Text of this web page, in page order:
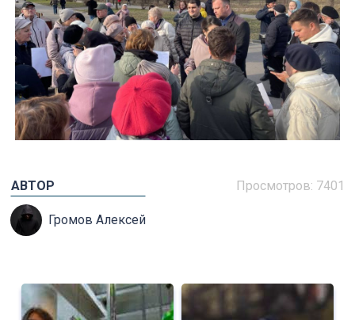
Просмотров: 7401
АВТОР
Громов Алексей